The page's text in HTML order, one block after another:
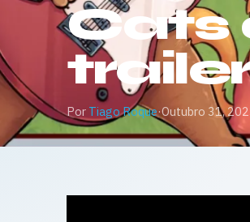
Cats
Por Tiago Roque·Outubro 31,